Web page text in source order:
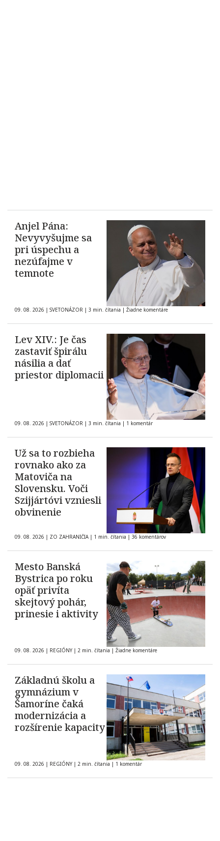
Anjel Pána:
Nevyvyšujme sa
pri úspechu a
nezúfajme v
temnote
09. 08. 2026 | SVETONÁZOR | 3 min. čítania | Žiadne komentáre
Lev XIV.: Je čas
zastaviť špirálu
násilia a dať
priestor diplomacii
09. 08. 2026 | SVETONÁZOR | 3 min. čítania | 1 komentár
Už sa to rozbieha
rovnako ako za
Matoviča na
Slovensku. Voči
Szijjártóvi vzniesli
obvinenie
09. 08. 2026 | ZO ZAHRANIČIA | 1 min. čítania | 36 komentárov
Mesto Banská
Bystrica po roku
opäť privíta
skejtový pohár,
prinesie i aktivity
09. 08. 2026 | REGIÓNY | 2 min. čítania | Žiadne komentáre
Základnú školu a
gymnázium v
Šamoríne čaká
modernizácia a
rozšírenie kapacity
09. 08. 2026 | REGIÓNY | 2 min. čítania | 1 komentár